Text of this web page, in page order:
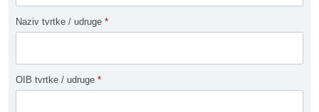
Naziv tvrtke / udruge *
OIB tvrtke / udruge *